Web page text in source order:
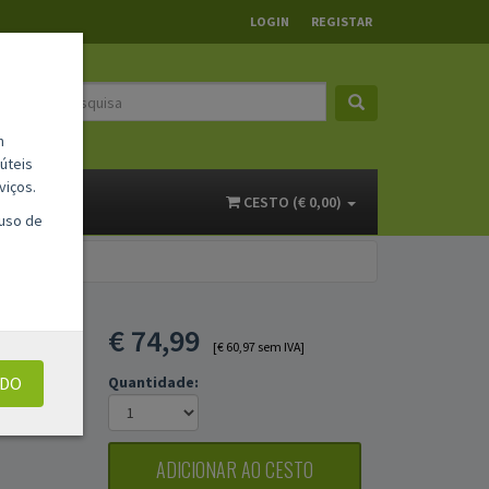
LOGIN REGISTAR
CESTO (€ 0,00)
€74,99 [€ 60,97 sem IVA]
Quantidade:
ADICIONAR AO CESTO
de